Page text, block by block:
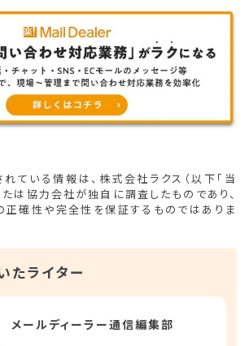
ている情報は、株式会社ラクス（以下「当
たは協力会社が独自に調査したものであり、
正確性や完全性を保証するものではありま
たライター
メールディーラー通信編集部